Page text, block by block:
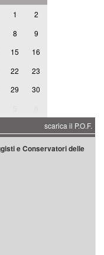
1
2
8
9
15
16
22
23
29
30
scarica il P.O.F.
e Conservatori delle